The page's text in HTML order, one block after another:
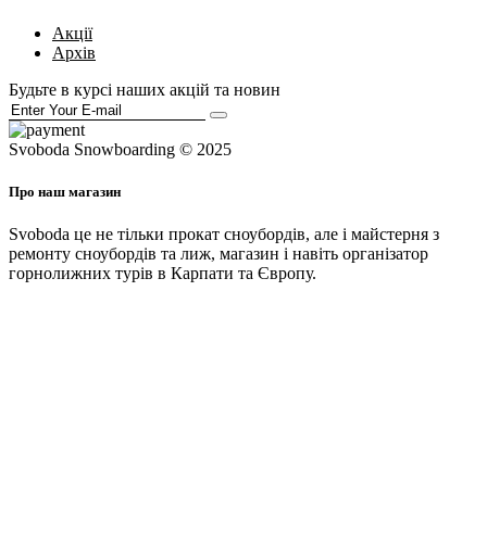
Акції
Архів
Будьте в курсі наших акцій та новин
Svoboda Snowboarding © 2025
Про наш магазин
Svoboda це не тільки прокат сноубордів, але і майстерня з
ремонту сноубордів та лиж, магазин і навіть організатор
горнолижних турів в Карпати та Європу.